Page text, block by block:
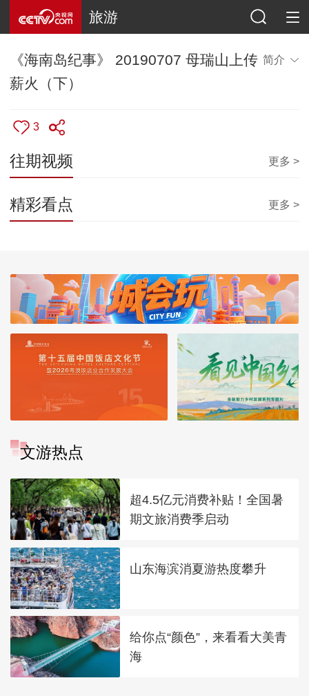
旅游
《海南岛纪事》 20190707 母瑞山上传
薪火（下）
简介
3
往期视频 更多 >
精彩看点 更多 >
文游热点
超4.5亿元消费补贴！全国暑
期文旅消费季启动
山东海滨消夏游热度攀升
给你点“颜色”，来看看大美青
海